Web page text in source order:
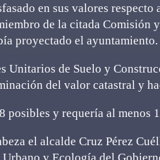
en sus valores
de la citada Comisión
proyectado el ayuntamiento.
Unitarios de Suelo y
del valor catastral y
y requería al menos
el alcalde Cruz Pérez
y Ecología del